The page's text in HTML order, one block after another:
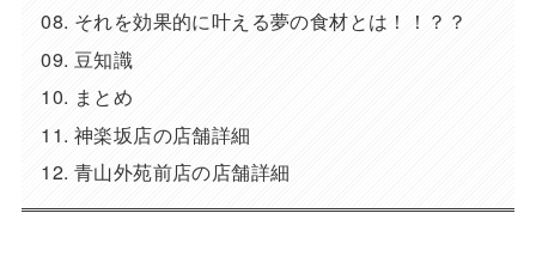
それを効果的に叶える夢の食材とは！！？？
豆知識
まとめ
神楽坂店の店舗詳細
青山外苑前店の店舗詳細